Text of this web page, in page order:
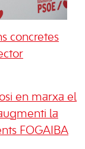
concretes
en marxa el
la
FOGAIBA